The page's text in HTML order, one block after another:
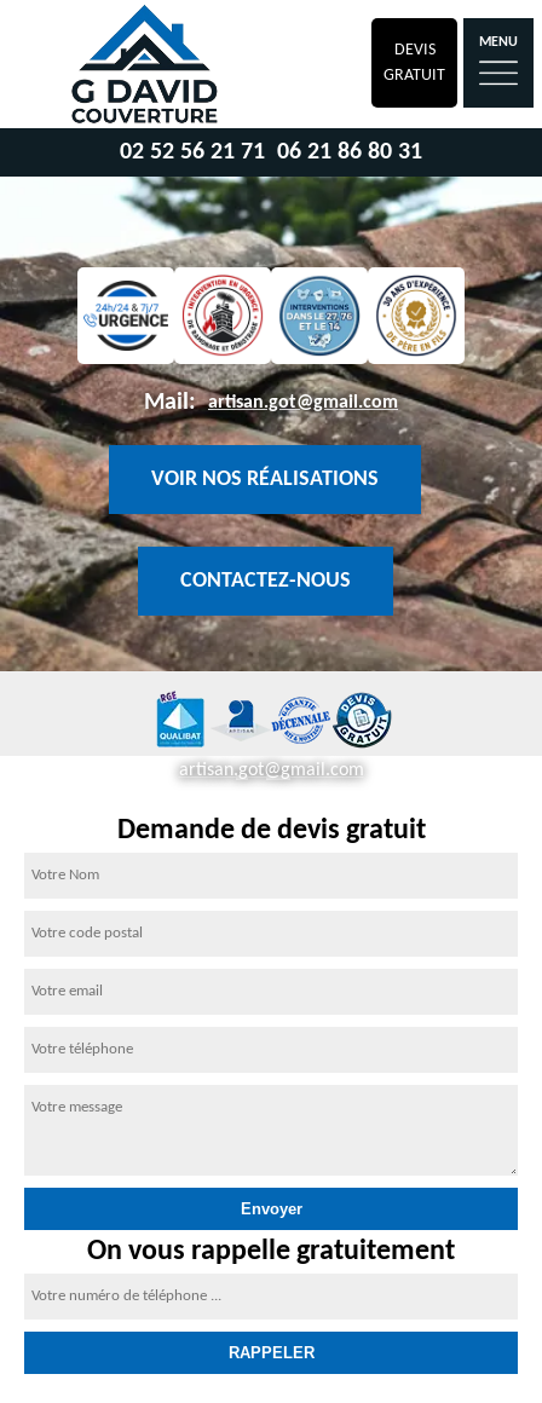
DEVIS
GRATUIT
MENU
02 52 56 21 71 06 21 86 80 31
Mail: artisan.got@gmail.com
VOIR NOS RÉALISATIONS
CONTACTEZ-NOUS
artisan.got@gmail.com
Demande de devis gratuit
On vous rappelle gratuitement